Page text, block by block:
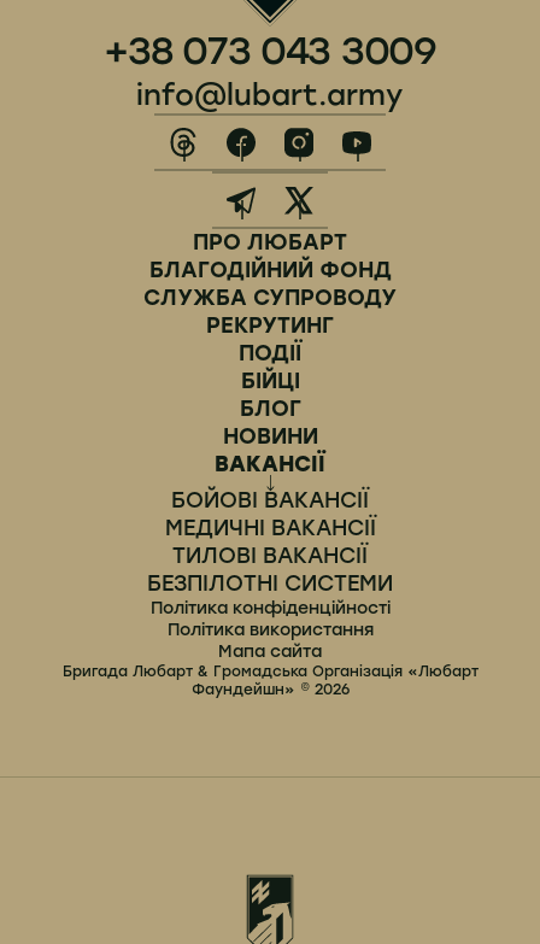
+38 073 043 3009
info@lubart.army
ПРО ЛЮБАРТ
БЛАГОДІЙНИЙ ФОНД
СЛУЖБА СУПРОВОДУ
РЕКРУТИНГ
ПОДІЇ
БІЙЦІ
БЛОГ
НОВИНИ
ВАКАНСІЇ
БОЙОВІ ВАКАНСІЇ
МЕДИЧНІ ВАКАНСІЇ
ТИЛОВІ ВАКАНСІЇ
БЕЗПІЛОТНІ СИСТЕМИ
Політика конфіденційності
Політика використання
Мапа сайта
Бригада Любарт & Громадська Організація «Любарт
Фаундейшн» © 2026